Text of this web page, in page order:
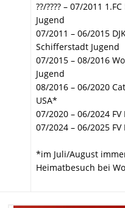
??/???? – 07/2011
Jugend
07/2011 – 06/2015
Schifferstadt Jugend
07/2015 – 08/2016
Jugend
08/2016 – 06/2020
USA*
07/2020 – 06/2024
07/2024 – 06/2025
*im Juli/August
Heimatbesuch bei